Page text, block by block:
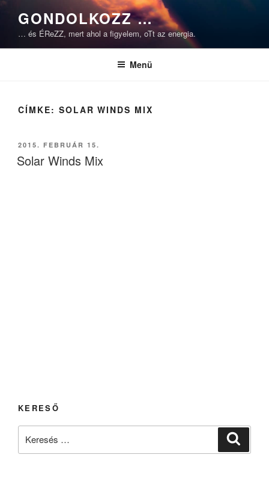
Tartalomhoz
GONDOLKOZZ …
… és ÉReZZ, mert ahol a figyelem, oTt az energia.
Menü
CÍMKE: SOLAR WINDS MIX
BEKÜLDVE:
2015. FEBRUÁR 15.
Solar Winds Mix
KERESŐ